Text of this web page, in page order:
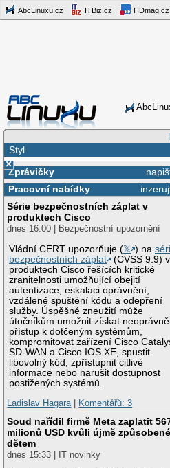
AbcLinuxu.cz ITBiz.cz HDmag.cz
Styl
×
Zprávičky
Pracovní nabídky
Série bezpečnostních záplat v
produktech Cisco
dnes 16:00 | Bezpečnostní upozornění
Vládní CERT upozorňuje (𝕏 ) na
bezpečnostních záplat
(CVSS 9.9) v
produktech Cisco řešících kritické
zranitelnosti umožňující obejití
autentizace, eskalaci oprávnění,
vzdálené spuštění kódu a odepření
služby. Úspěšné zneužití může
útočníkům umožnit získat
přístup k dotčeným systémům,
kompromitovat zařízení Cisco
SD-WAN a Cisco IOS XE, spustit
libovolný kód, zpřístupnit citlivé
informace nebo narušit dostupnost
postižených systémů.
Ladislav Hagara| Komentářů: 3
Soud nařídil firmě Meta zaplatit
milionů USD kvůli újmě způsobené
dětem
dnes 15:33 | IT novinky